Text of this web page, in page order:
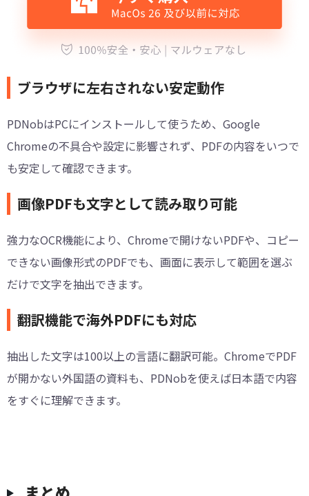
ブラウザに左右されない安定動作
PDNobはPCにインストールして使うため、Google
Chromeの不具合や設定に影響されず、PDFの内容をいつで
も安定して確認できます。
画像PDFも文字として読み取り可能
強力なOCR機能により、Chromeで開けないPDFや、コピー
できない画像形式のPDFでも、画面に表示して範囲を選ぶ
だけで文字を抽出できます。
翻訳機能で海外PDFにも対応
抽出した文字は100以上の言語に翻訳可能。ChromeでPDF
が開かない外国語の資料も、PDNobを使えば日本語で内容
をすぐに理解できます。
︎まとめ